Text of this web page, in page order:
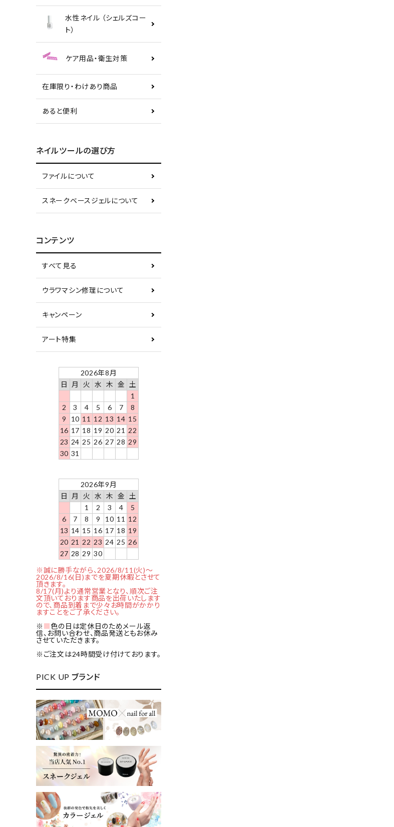
水性ネイル （シェルズコー
ト）
ケア用品・衛生対策
在庫限り・わけあり商品
あると便利
ネイルツールの選び方
ファイルについて
スネークベースジェルについて
コンテンツ
すべて見る
ウラワマシン修理について
キャンペーン
アート特集
2026年8月
日
月 火 水 木 金
土
1
2
3 4 5 6 7
8
9
10 11 12 13 14 15
16 17 18 19 20 21 22
23 24 25 26 27 28 29
30 31
2026年9月
日
月 火 水 木 金
土
1
2 3 4
5
6
7 8 9 10 11 12
13 14 15 16 17 18 19
20 21 22 23 24 25 26
27 28 29 30
※誠に勝手ながら、2026/8/11(火)～
2026/8/16(日)までを夏期休暇とさせて
頂きます。
8/17(月)より通常営業となり、順次ご注
文頂いております商品を出荷いたします
ので、商品到着まで少々お時間がかかり
ますことをご了承ください。
※ ■色の日は定休日のためメール返
信、お問い合わせ、商品発送ともお休み
させていただきます。
※ご注文は24時間受け付けております。
PICK UP ブランド